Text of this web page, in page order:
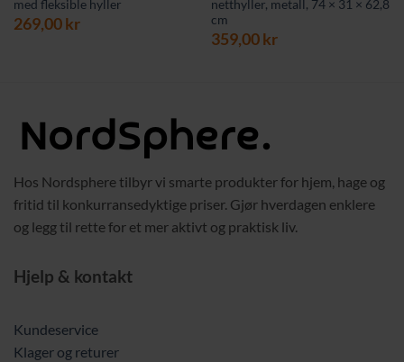
med fleksible hyller
269,00kr
netthyller, metall, 74 × 31 × 62,8
cm
359,00kr
Hos Nordsphere tilbyr vi smarte produkter for hjem, hage og
fritid til konkurransedyktige priser. Gjør hverdagen enklere
og legg til rette for et mer aktivt og praktisk liv.
Hjelp & kontakt
Kundeservice
Klager og returer